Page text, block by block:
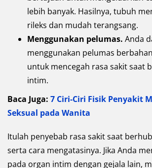
lebih banyak. Hasilnya, tubuh
rileks dan mudah terangsang.
Menggunakan pelumas. Anda
menggunakan pelumas
untuk mencegah rasa sakit saat
intim.
Baca Juga: 7 Ciri-Ciri Fisik Penyakit
Seksual pada Wanita
Itulah penyebab rasa sakit saat
serta cara mengatasinya. Jika Anda
pada organ intim dengan gejala lain,